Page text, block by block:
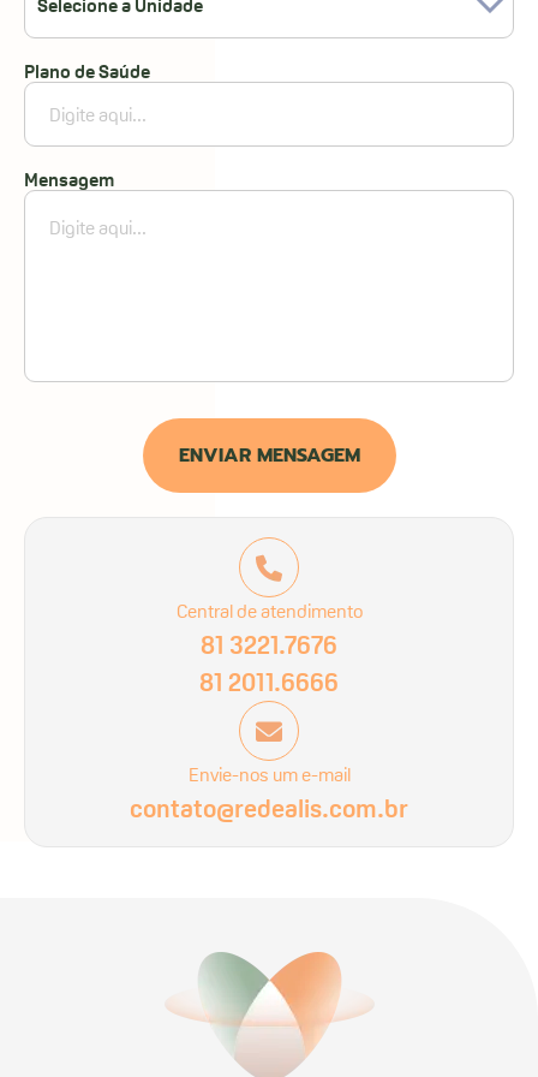
Selecione a Unidade
Plano de Saúde
Mensagem
ENVIAR MENSAGEM
Central de atendimento
81 3221.7676
81 2011.6666
Envie-nos um e-mail
contato@redealis.com.br